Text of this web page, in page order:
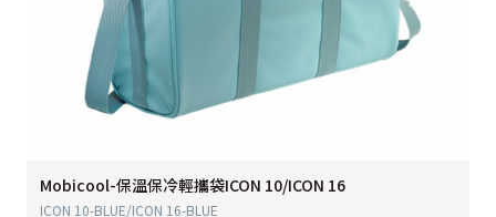
Mobicool-保溫保冷輕攜袋ICON 10/ICON 16
ICON 10-BLUE/ICON 16-BLUE